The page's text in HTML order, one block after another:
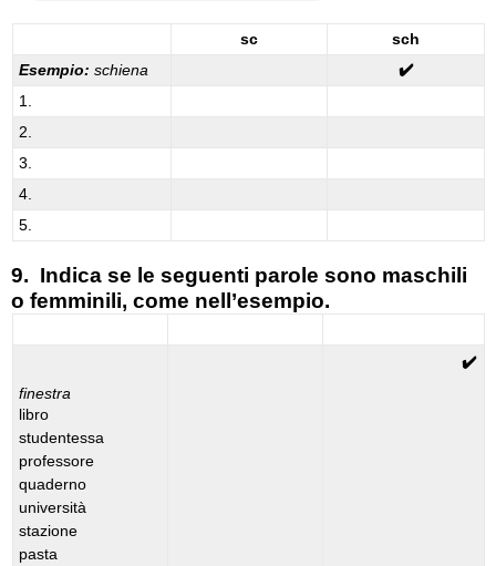
sc
sch
Esempio:schiena
✔️
1.
2.
3.
4.
5.
9. Indica se le seguenti parole sono maschili
o femminili, come nell’esempio.
finestra
libro
studentessa
professore
quaderno
università
stazione
pasta
✔️